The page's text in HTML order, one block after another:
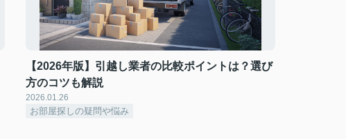
【2026年版】引越し業者の比較ポイントは？選び
方のコツも解説
2026.01.26
お部屋探しの疑問や悩み